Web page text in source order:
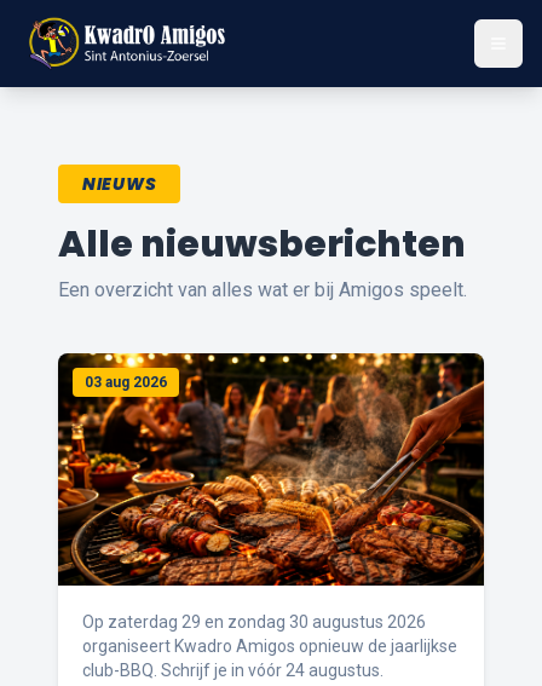
NIEUWS
Alle nieuwsberichten
Een overzicht van alles wat er bij Amigos speelt.
03 aug 2026
Op zaterdag 29 en zondag 30 augustus 2026
organiseert Kwadro Amigos opnieuw de jaarlijkse
club-BBQ. Schrijf je in vóór 24 augustus.